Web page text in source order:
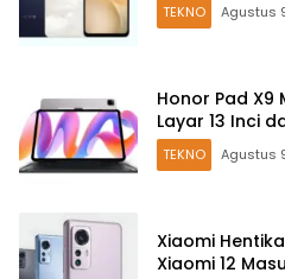
TEKNO Agustus
Honor Pad X9
Layar 13 Inci
TEKNO Agustus
Xiaomi
Xiaomi 12